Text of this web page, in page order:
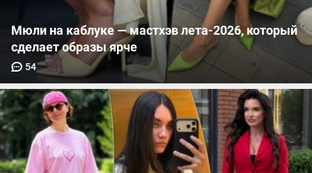
Мюли на каблуке — мастхэв лета-2026, который
сделает образы ярче
54